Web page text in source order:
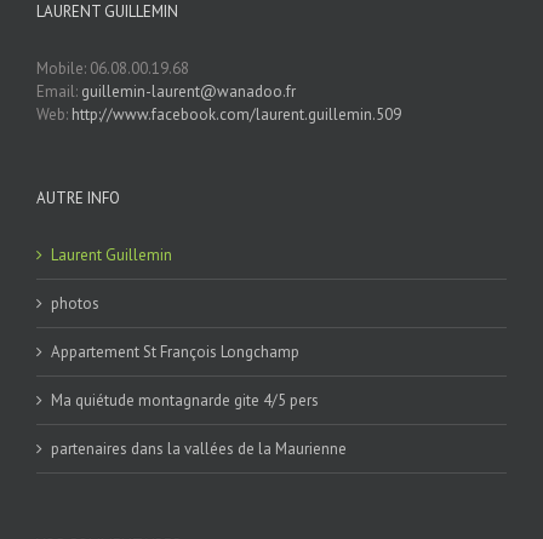
LAURENT GUILLEMIN
Mobile: 06.08.00.19.68
Email: guillemin-laurent@wanadoo.fr
Web: http://www.facebook.com/laurent.guillemin.509
AUTRE INFO
Laurent Guillemin
photos
Appartement St François Longchamp
Ma quiétude montagnarde gite 4/5 pers
partenaires dans la vallées de la Maurienne